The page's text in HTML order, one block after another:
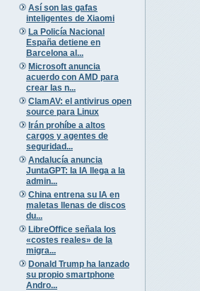
Así son las gafas
inteligentes de Xiaomi
La Policía Nacional
España detiene en
Barcelona al...
Microsoft anuncia
acuerdo con AMD para
crear las n...
ClamAV: el antivirus open
source para Linux
Irán prohíbe a altos
cargos y agentes de
seguridad...
Andalucía anuncia
JuntaGPT: la IA llega a la
admin...
China entrena su IA en
maletas llenas de discos
du...
LibreOffice señala los
«costes reales» de la
migra...
Donald Trump ha lanzado
su propio smartphone
Andro...